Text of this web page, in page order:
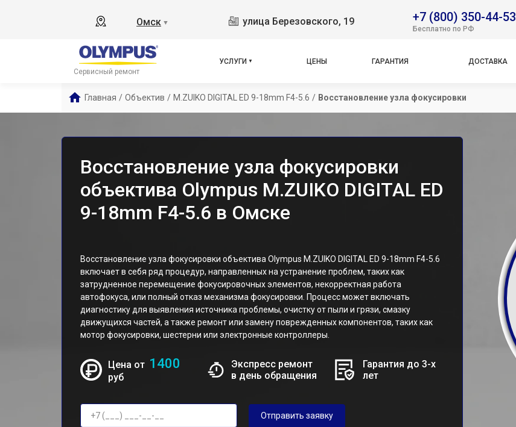
Омск ▼ улица Березовского, 19 +7 (800) 350-44-53
Бесплатно по РФ
Сервисный ремонт
УСЛУГИ ЦЕНЫ ГАРАНТИЯ ДОСТАВКА
Главная / Объектив / M.ZUIKO DIGITAL ED 9-18mm F4-5.6 / Восстановление узла фокусировки
Восстановление узла фокусировки
объектива Olympus M.ZUIKO DIGITAL ED
9-18mm F4-5.6 в Омске
Восстановление узла фокусировки объектива Olympus M.ZUIKO DIGITAL ED 9-18mm F4-5.6
включает в себя ряд процедур, направленных на устранение проблем, таких как
затрудненное перемещение фокусировочных элементов, некорректная работа
автофокуса, или полный отказ механизма фокусировки. Процесс может включать
диагностику для выявления источника проблемы, очистку от пыли и грязи, смазку
движущихся частей, а также ремонт или замену поврежденных компонентов, таких как
мотор фокусировки, шестерни или электронные контроллеры.
Цена от 1400
руб
Экспресс ремонт
в день обращения
Гарантия до 3-х
лет
Отправить заявку